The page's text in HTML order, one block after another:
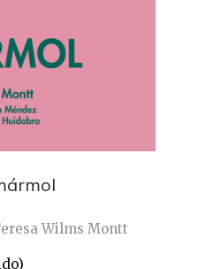
Wilms Montt